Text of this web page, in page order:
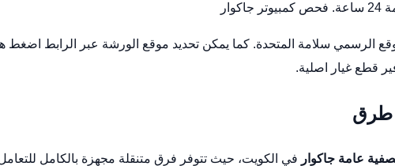
فحص كمبيوتر جاكوار
الرسمي سلامة المتحدة. كما يمكن تحديد موقع الورشة عبر الرابط اضغط
قطع غيار اصلية.
طرق
عامة جاكوار في الكويت، حيث تتوفر فرق متنقلة مجهزة بالكامل